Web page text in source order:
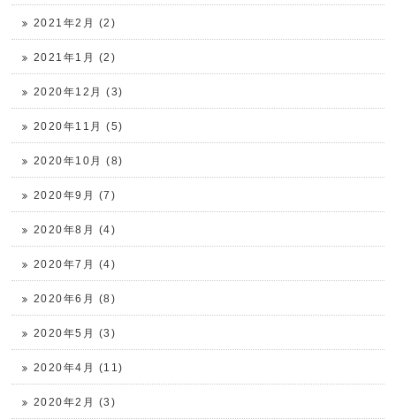
2021年2月 (2)
2021年1月 (2)
2020年12月 (3)
2020年11月 (5)
2020年10月 (8)
2020年9月 (7)
2020年8月 (4)
2020年7月 (4)
2020年6月 (8)
2020年5月 (3)
2020年4月 (11)
2020年2月 (3)